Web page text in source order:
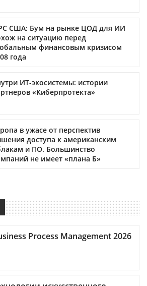
США: Бум на рынке ЦОД для ИИ
на ситуацию перед
финансовым кризисом
года
ИТ-экосистемы: истории
«Киберпротекта»
в ужасе от перспектив
доступа к американским
и ПО. Большинство
не имеет «плана Б»
Process Management 2026